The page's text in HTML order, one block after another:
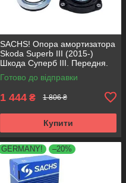
SACHS! Опора амортизатора
Skoda Superb III (2015-)
Шкода Суперб III. Передня.
803024 , KB657.27 ,
VKDA35167
Готово до відправки
1 444 ₴ 1 806 ₴
Купити
GERMANY! –20%